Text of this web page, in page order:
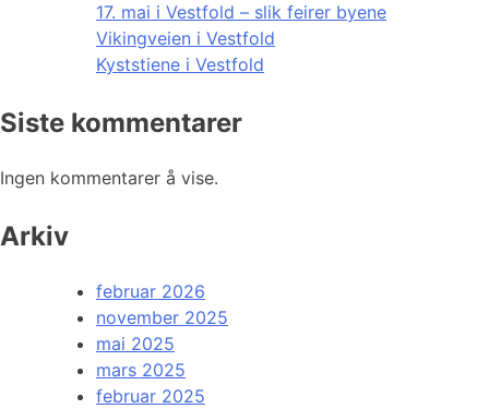
17. mai i Vestfold – slik feirer byene
Vikingveien i Vestfold
Kyststiene i Vestfold
Siste kommentarer
Ingen kommentarer å vise.
Arkiv
februar 2026
november 2025
mai 2025
mars 2025
februar 2025